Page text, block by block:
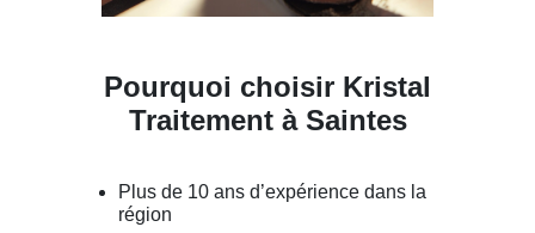
Pourquoi choisir Kristal
Traitement à Saintes
Plus de 10 ans d’expérience dans la
région